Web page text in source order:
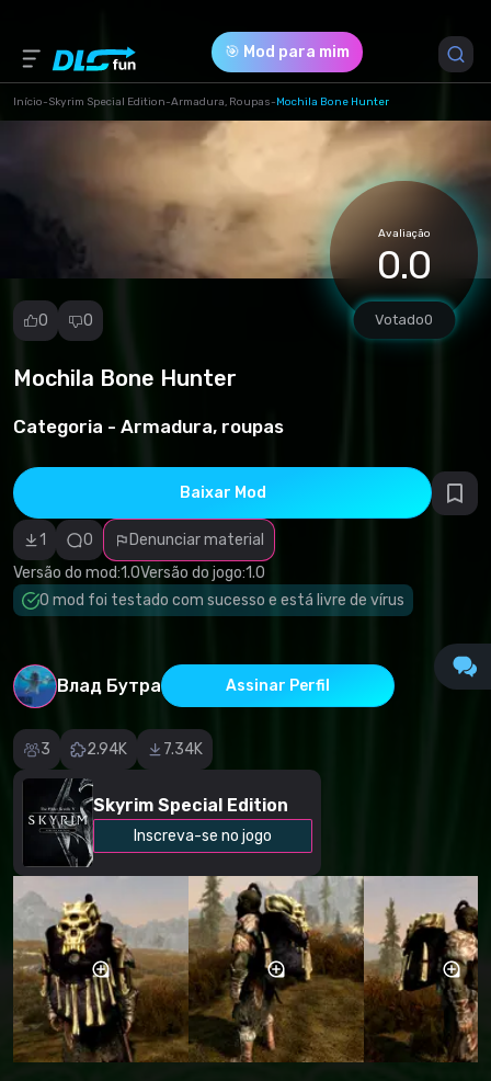
🎯 Mod para mim
Início-Skyrim Special Edition-Armadura, Roupas-Mochila Bone Hunter
Avaliação
0.0
Votado0
0 0
Mochila Bone Hunter
Categoria - Armadura, roupas
Baixar Mod
1 0
Denunciar material
Versão do mod:1.0Versão do jogo:1.0
O mod foi testado com sucesso e está livre de vírus
Влад Бутра Assinar Perfil
3 2.94K 7.34K
Skyrim Special Edition
Inscreva-se no jogo
Denunciar
incorreta
Software
malicioso/vírus
Conteúdo não
funcional
Descrição
1.0 (2bc1e3be815dfbbef5c0f17c6df5a1b2.rar)
Download (4.06 Mb)